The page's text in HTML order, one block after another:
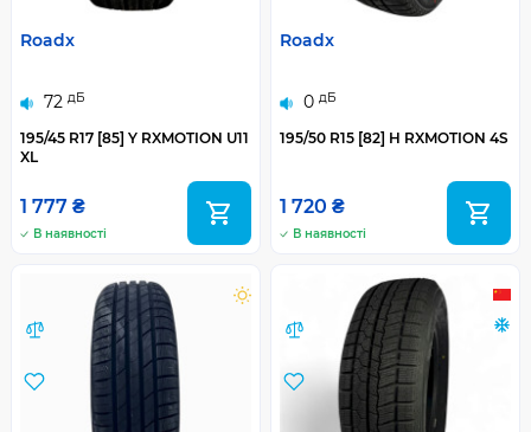
Roadx
72 дБ
195/45 R17 [85] Y RXMOTION U11
XL
1 777 ₴
В наявності
Roadx
0 дБ
195/50 R15 [82] H RXMOTION 4S
1 720 ₴
В наявності